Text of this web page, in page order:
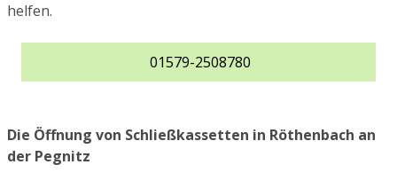
helfen.
01579-2508780
Die Öffnung von Schließkassetten in Röthenbach an
der Pegnitz